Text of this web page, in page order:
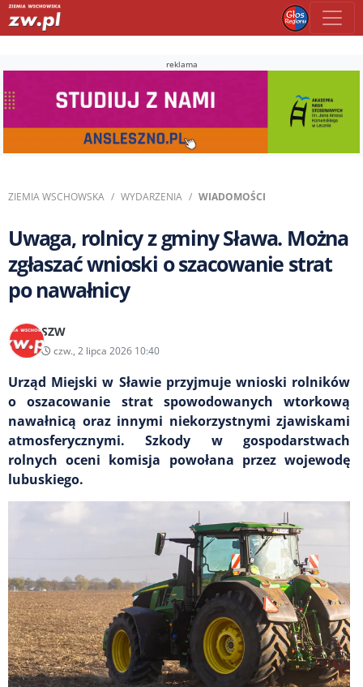
reklama
ZIEMIA WSCHOWSKA WYDARZENIA WIADOMOŚCI
Uwaga, rolnicy z gminy Sława. Można
zgłaszać wnioski o szacowanie strat
po nawałnicy
SZW
czw., 2 lipca 2026 10:40
Urząd Miejski w Sławie przyjmuje wnioski rolników
o oszacowanie strat spowodowanych wtorkową
nawałnicą oraz innymi niekorzystnymi zjawiskami
atmosferycznymi. Szkody w gospodarstwach
rolnych oceni komisja powołana przez wojewodę
lubuskiego.